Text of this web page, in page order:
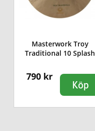
Masterwork Troy
Traditional 10 Splash
790 kr
Köp